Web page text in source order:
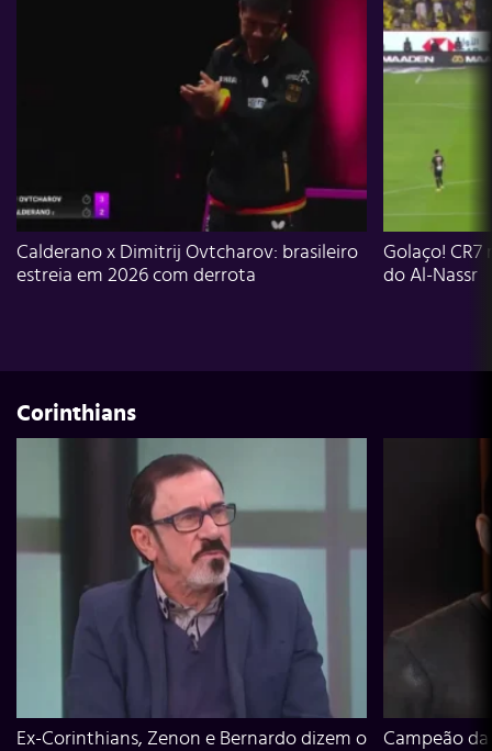
Calderano x Dimitrij Ovtcharov: brasileiro
estreia em 2026 com derrota
Golaço!
do Al-Nassr
Corinthians
Ex-Corinthians, Zenon e Bernardo dizem o
Campeão